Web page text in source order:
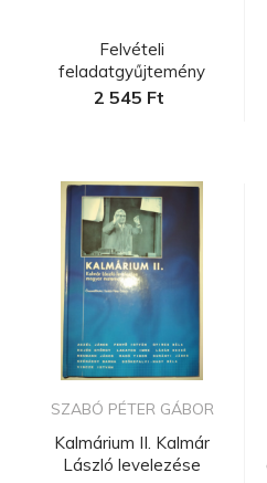
Felvételi
feladatgyűjtemény
matematikából
2 545 Ft
SZABÓ PÉTER GÁBOR
Kalmárium II. Kalmár
László levelezése